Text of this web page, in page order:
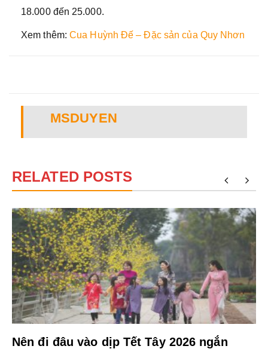
18.000 đến 25.000.
Xem thêm: Cua Huỳnh Đế – Đặc sản của Quy Nhơn
MSDUYEN
RELATED POSTS
Nên đi đâu vào dịp Tết Tây 2026 ngắn